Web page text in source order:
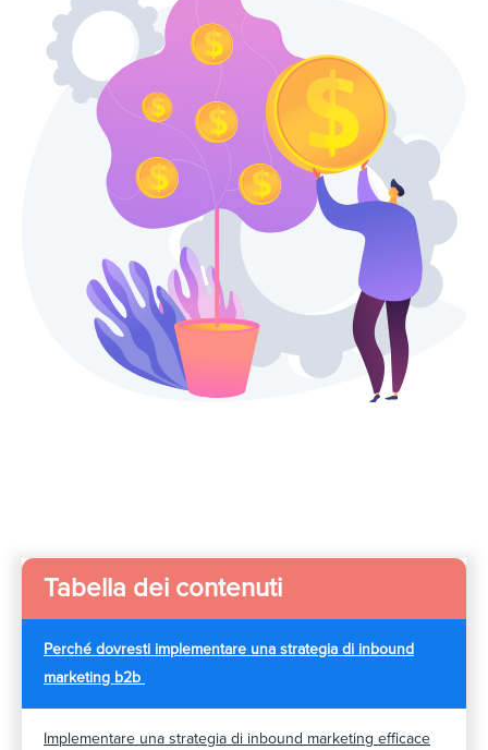
Tabella dei contenuti
Perché dovresti implementare una strategia di inbound
marketing b2b
Implementare una strategia di inbound marketing efficace